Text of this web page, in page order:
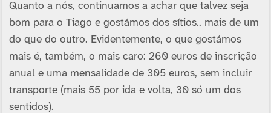
Quanto a nós, continuamos a achar que talvez seja
bom para o Tiago e gostámos dos sí­tios.. mais de um
do que do outro. Evidentemente, o que gostámos
mais é, também, o mais caro: 260 euros de inscrição
anual e uma mensalidade de 305 euros, sem incluir
transporte (mais 55 por ida e volta, 30 só um dos
sentidos).